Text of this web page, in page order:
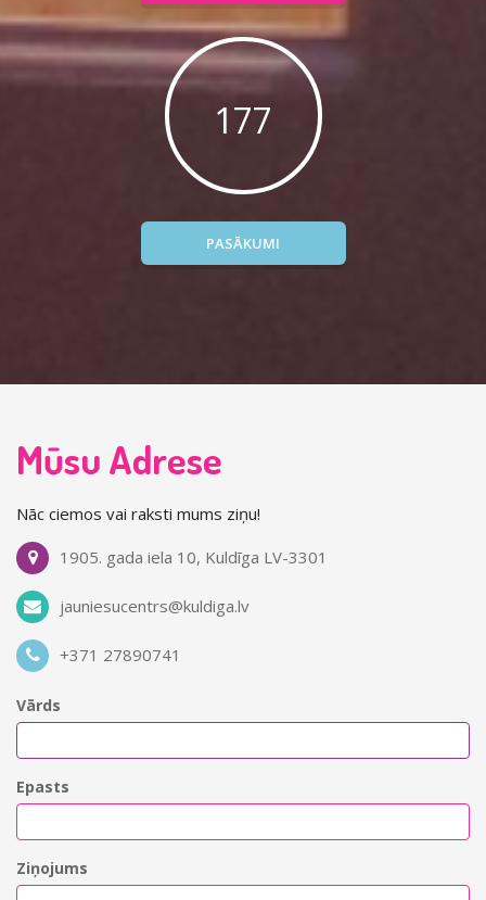
227
PASĀKUMI
Mūsu Adrese
Nāc ciemos vai raksti mums ziņu!
1905. gada iela 10, Kuldīga LV-3301
jauniesucentrs@kuldiga.lv
+371 27890741
Vārds
Epasts
Ziņojums